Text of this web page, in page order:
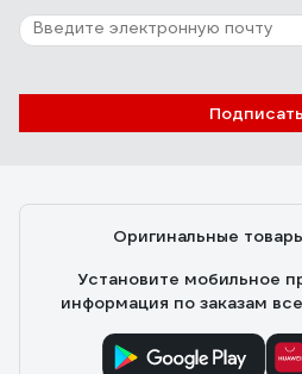
Оригинальные
Установите мобильное
информация по заказам